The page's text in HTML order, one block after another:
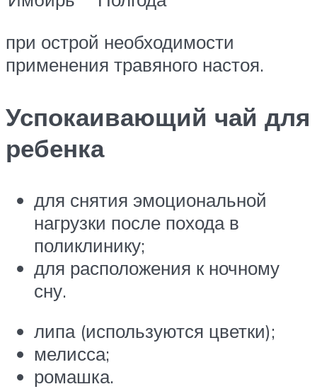
при острой необходимости
применения травяного настоя.
Успокаивающий чай для
ребенка
для снятия эмоциональной
нагрузки после похода в
поликлинику;
для расположения к ночному
сну.
липа (используются цветки);
мелисса;
ромашка.